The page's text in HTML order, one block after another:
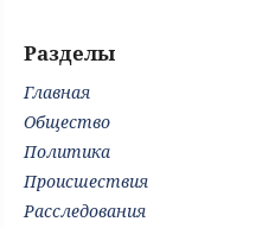
Разделы
Главная
Общество
Политика
Происшествия
Расследования